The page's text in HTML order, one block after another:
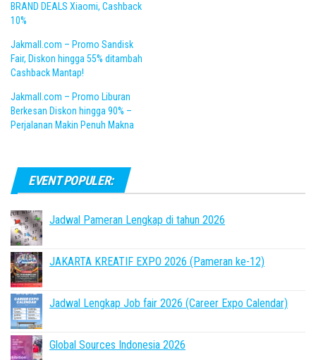
BRAND DEALS Xiaomi, Cashback
10%
Jakmall.com – Promo Sandisk
Fair, Diskon hingga 55% ditambah
Cashback Mantap!
Jakmall.com – Promo Liburan
Berkesan Diskon hingga 90% –
Perjalanan Makin Penuh Makna
EVENT POPULER:
Jadwal Pameran Lengkap di tahun 2026
JAKARTA KREATIF EXPO 2026 (Pameran ke-12)
Jadwal Lengkap Job fair 2026 (Career Expo Calendar)
Global Sources Indonesia 2026